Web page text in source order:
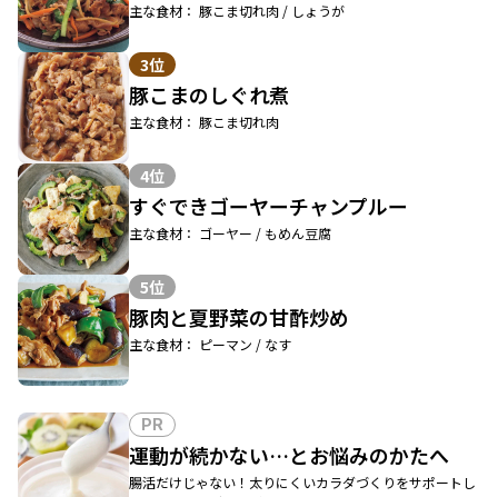
主な食材： 豚こま切れ肉 / しょうが
3位
豚こまのしぐれ煮
主な食材： 豚こま切れ肉
4位
すぐできゴーヤーチャンプルー
主な食材： ゴーヤー / もめん豆腐
5位
豚肉と夏野菜の甘酢炒め
主な食材： ピーマン / なす
PR
運動が続かない…とお悩みのかたへ
腸活だけじゃない！太りにくいカラダづくりをサポートし